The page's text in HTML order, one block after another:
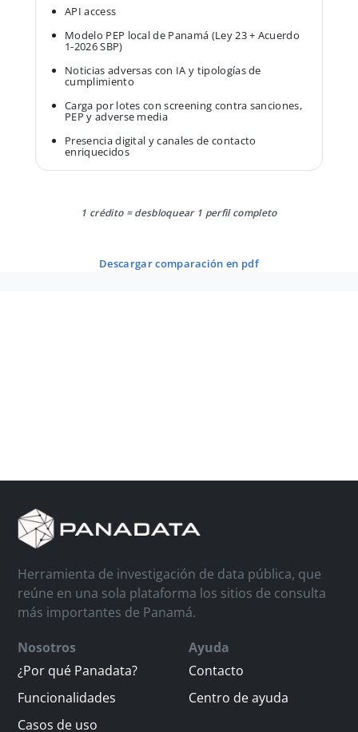
API access
Modelo PEP local de Panamá (Ley 23 + Acuerdo
1-2026 SBP)
Noticias adversas con IA y tipologías de
cumplimiento
Carga por lotes con screening contra sanciones,
PEP y adverse media
Presencia digital y canales de contacto
enriquecidos
1 crédito = desbloquear 1 perfil completo
descargar comparación en pdf
Herramienta de investigación de data pública, que
reúne en una sola plataforma los sitios de consulta
más importantes de Panamá.
Nosotros
¿Por qué Panadata?
Funcionalidades
Casos de uso
Ayuda
Contacto
Centro de ayuda